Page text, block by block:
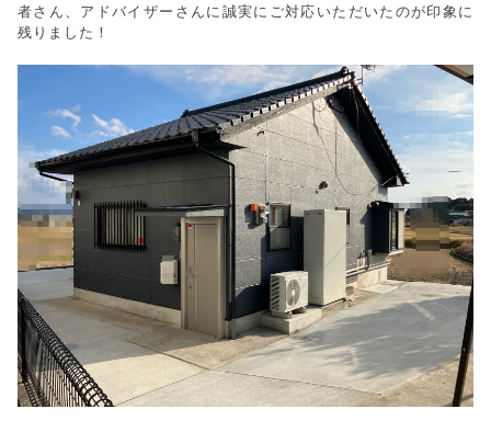
者さん、アドバイザーさんに誠実にご対応いただいたのが印象に
残りました！